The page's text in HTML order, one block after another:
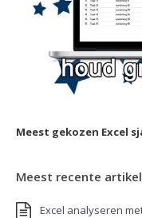
Meest gekozen Excel
Meest recente
Excel analyseren